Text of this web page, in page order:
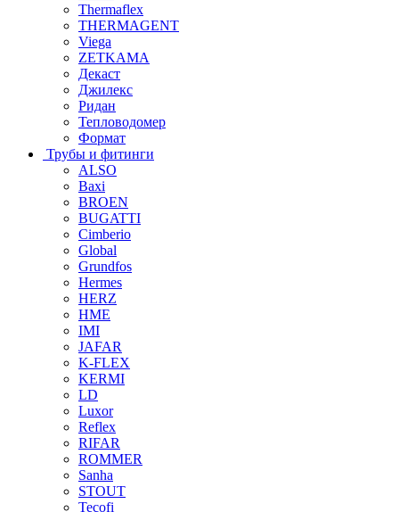
Thermaflex
THERMAGENT
Viega
ZETKAMA
Декаст
Джилекс
Ридан
Тепловодомер
Формат
Трубы и фитинги
ALSO
Baxi
BROEN
BUGATTI
Cimberio
Global
Grundfos
Hermes
HERZ
HME
IMI
JAFAR
K-FLEX
KERMI
LD
Luxor
Reflex
RIFAR
ROMMER
Sanha
STOUT
Tecofi